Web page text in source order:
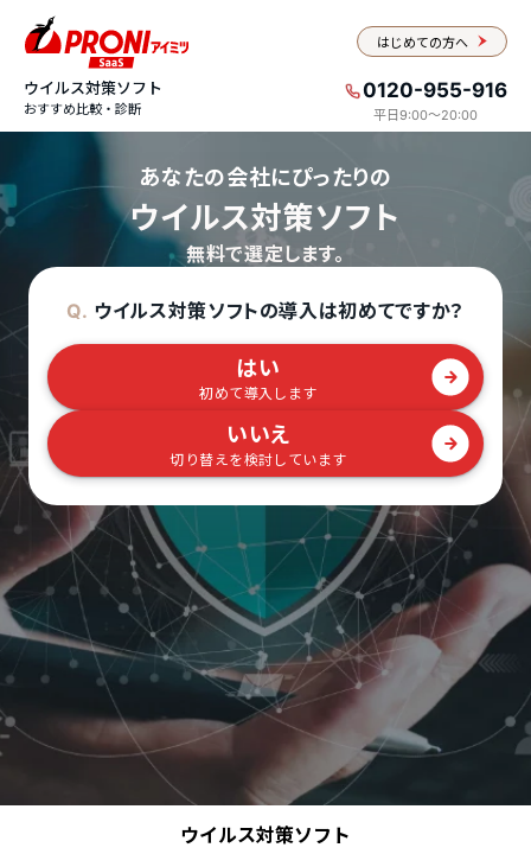
はじめての方へ
ウイルス対策ソフト
おすすめ比較・診断
0120-955-916
平日9:00〜20:00
あなたの会社にぴったりの
ウイルス対策ソフト
無料で選定します。
Q. ウイルス対策ソフトの導入は初めてですか？
はい
初めて導入します
いいえ
切り替えを検討しています
ウイルス対策ソフト